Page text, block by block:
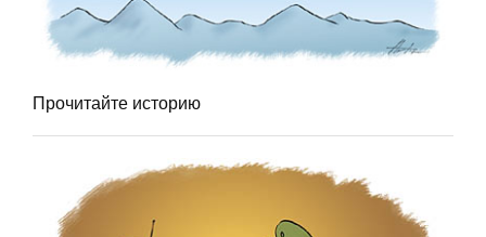
Прочитайте историю